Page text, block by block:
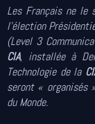
Les Français ne le
l’élection
(Level 3
CIA, installée à
Technologie de la
seront « organisés
du Monde.